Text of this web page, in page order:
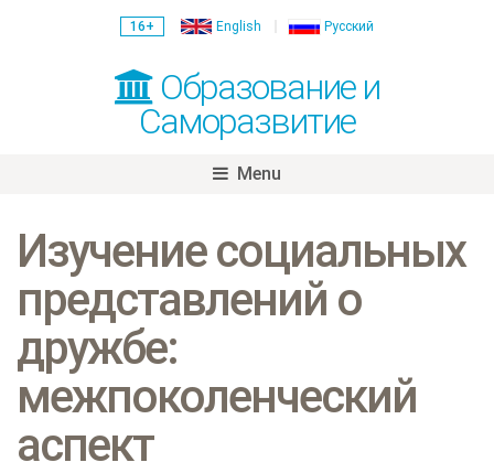
16+ English Русский
Образование и
Саморазвитие
Menu
content
Изучение социальных
представлений о
дружбе:
межпоколенческий
аспект